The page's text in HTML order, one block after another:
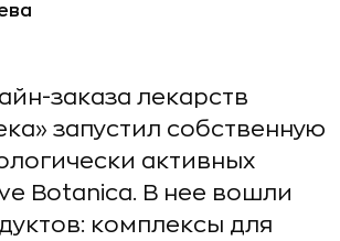
заказа лекарств
запустил собственную
активных
Botanica. В нее вошли
комплексы для